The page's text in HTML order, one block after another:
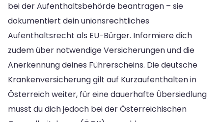
bei der Aufenthaltsbehörde beantragen – sie
dokumentiert dein unionsrechtliches
Aufenthaltsrecht als EU-Bürger. Informiere dich
zudem über notwendige Versicherungen und die
Anerkennung deines Führerscheins. Die deutsche
Krankenversicherung gilt auf Kurzaufenthalten in
Österreich weiter, für eine dauerhafte Übersiedlung
musst du dich jedoch bei der Österreichischen